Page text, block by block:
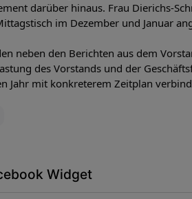
darüber hinaus. Frau Dierichs-
im Dezember und Januar
neben den Berichten aus dem
des Vorstands und der
Jahr mit konkreterem Zeitplan
Widget